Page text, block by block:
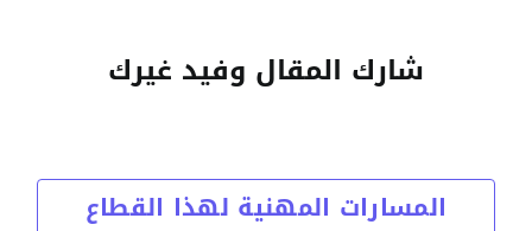
شارك المقال وفيد غيرك
المسارات المهنية لهذا القطاع